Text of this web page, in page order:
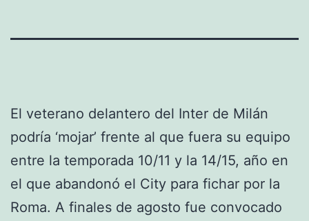
El veterano delantero del Inter de Milán
podría ‘mojar’ frente al que fuera su equipo
entre la temporada 10/11 y la 14/15, año en
el que abandonó el City para fichar por la
Roma. A finales de agosto fue convocado